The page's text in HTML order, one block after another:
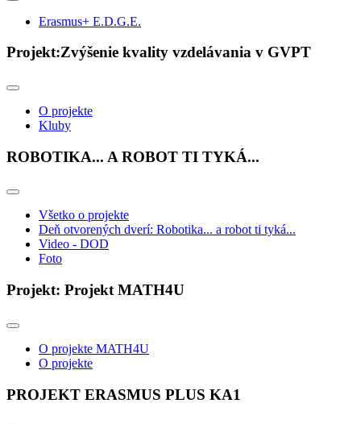
Erasmus+ E.D.G.E.
Projekt:Zvýšenie kvality vzdelávania v GVPT
O projekte
Kluby
ROBOTIKA... A ROBOT TI TYKÁ...
Všetko o projekte
Deň otvorených dverí: Robotika... a robot ti tyká...
Video - DOD
Foto
Projekt: Projekt MATH4U
O projekte MATH4U
O projekte
PROJEKT ERASMUS PLUS KA1